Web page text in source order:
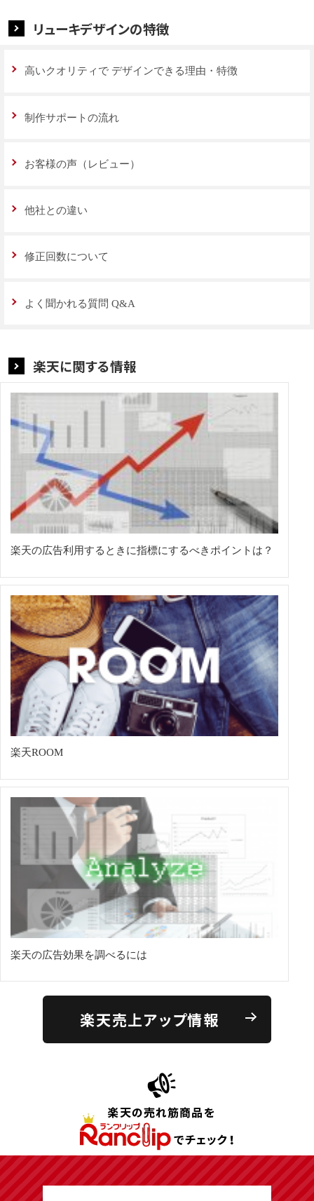
リューキデザインの特徴
高いクオリティで デザインできる理由・特徴
制作サポートの流れ
お客様の声（レビュー）
他社との違い
修正回数について
よく聞かれる質問 Q&A
楽天に関する情報
楽天の広告利用するときに指標にするべきポイントは？
楽天ROOM
楽天の広告効果を調べるには
楽天売上アップ情報